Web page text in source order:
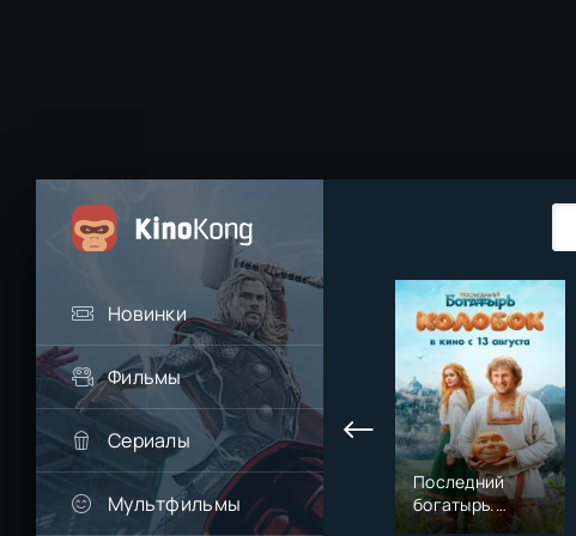
Новинки
Фильмы
Сериалы
Мультфильмы
Последний
богатырь.
Колобок (2026)